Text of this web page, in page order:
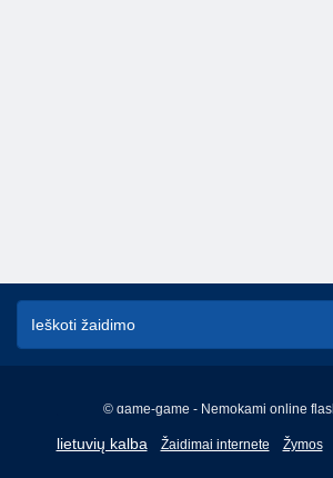
© game-game - Nemokami online
lietuvių kalba
English
Žaidimai internete Žymos